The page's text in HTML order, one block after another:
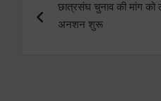
navigation
छात्रसंघ चुनाव की मांग
अनशन शुरू